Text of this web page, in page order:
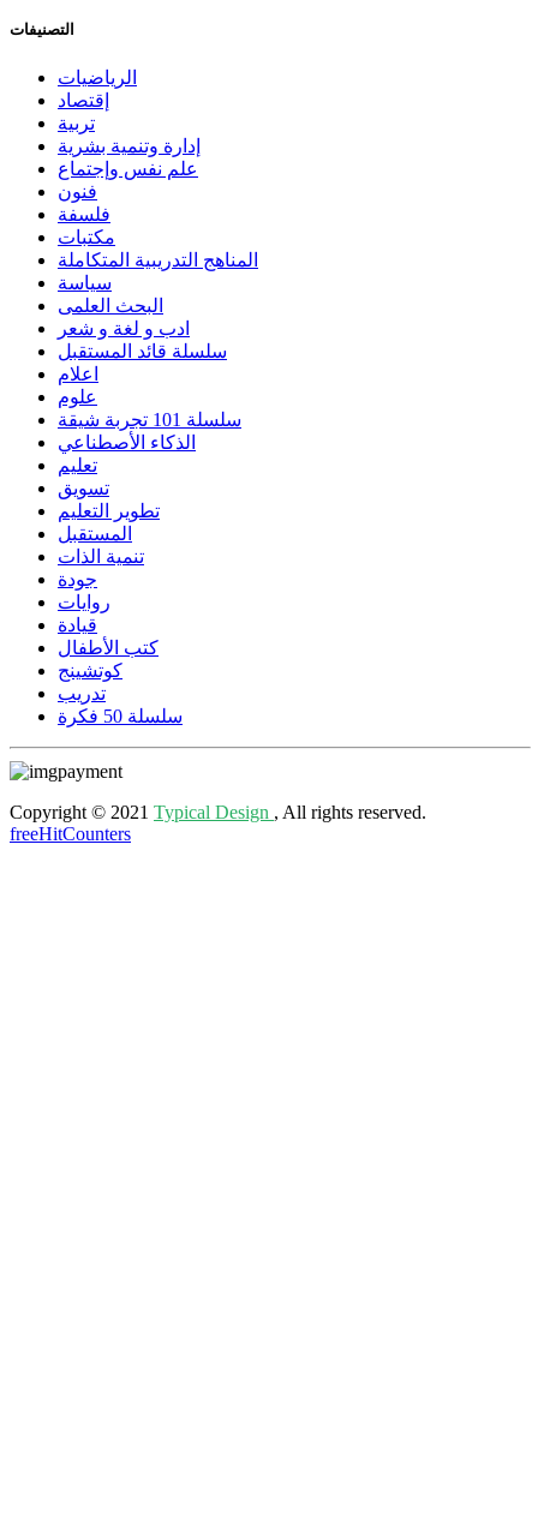
التصنيفات
الرياضيات
إقتصاد
تربية
إدارة وتنمية بشرية
علم نفس وإجتماع
فنون
فلسفة
مكتبات
المناهج التدريبية المتكاملة
سياسة
البحث العلمى
ادب و لغة و شعر
سلسلة قائد المستقبل
اعلام
علوم
سلسلة 101 تجربة شيقة
الذكاء الأصطناعي
تعليم
تسويق
تطوير التعليم
المستقبل
تنمية الذات
جودة
روايات
قيادة
كتب الأطفال
كوتشينج
تدريب
سلسلة 50 فكرة
Copyright © 2021 Typical Design , All rights reserved.
freeHitCounters